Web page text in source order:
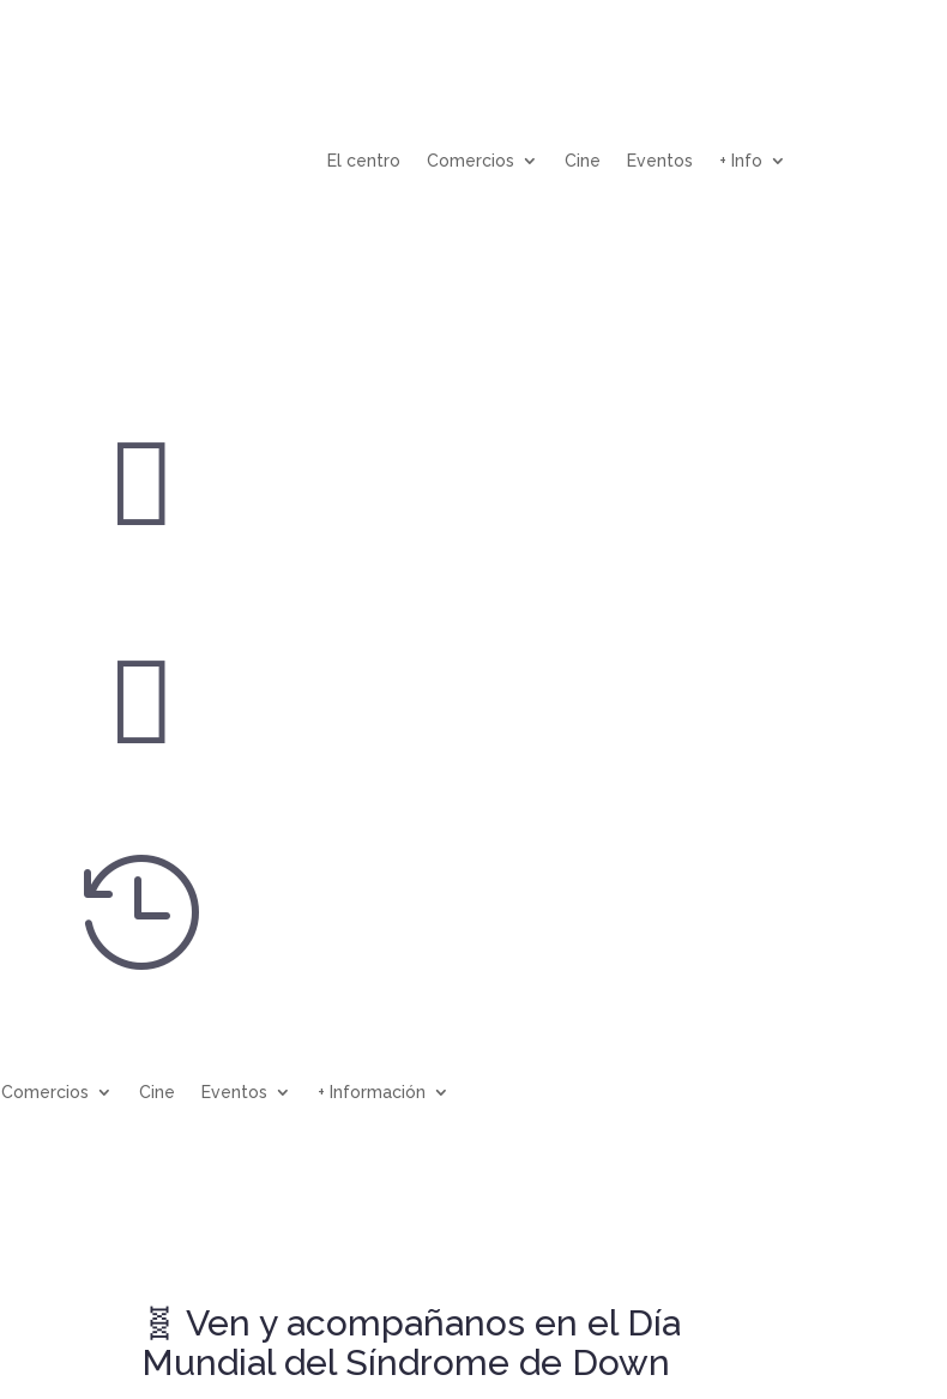
El centro Comercios Cine Eventos + Info



Comercios Cine Eventos + Información
🧬 Ven y acompañanos en el Día
Mundial del Síndrome de Down